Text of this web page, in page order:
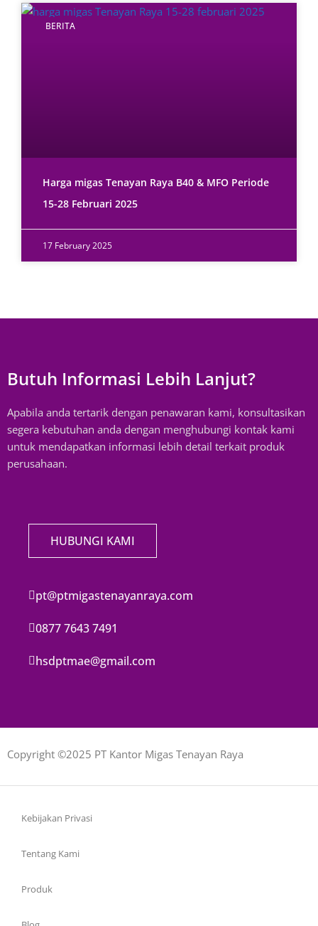
BERITA
Harga migas Tenayan Raya B40 & MFO Periode
15-28 Februari 2025
17 February 2025
Butuh Informasi Lebih Lanjut?
Apabila anda tertarik dengan penawaran kami, konsultasikan
segera kebutuhan anda dengan menghubungi kontak kami
untuk mendapatkan informasi lebih detail terkait produk
perusahaan.
HUBUNGI KAMI
pt@ptmigastenayanraya.com
0877 7643 7491
hsdptmae@gmail.com
Copyright ©2025 PT Kantor Migas Tenayan Raya
Kebijakan Privasi
Tentang Kami
Produk